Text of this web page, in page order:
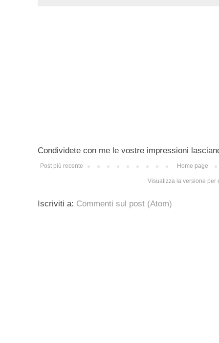
Condividete con me le vostre impressioni
Post più recente Home page
Visualizza la versione per
Iscriviti a: Commenti sul post (Atom)